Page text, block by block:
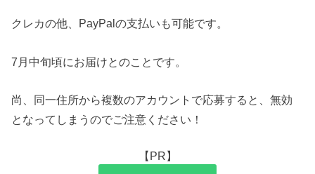
クレカの他、PayPalの支払いも可能です。
7月中旬頃にお届けとのことです。
尚、同一住所から複数のアカウントで応募すると、無効
となってしまうのでご注意ください！
【PR】